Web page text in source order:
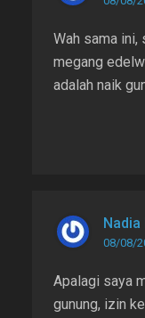
Wah sama ini,
megang
adalah naik
Nadia
08/08/
Apalagi saya
gunung, izin